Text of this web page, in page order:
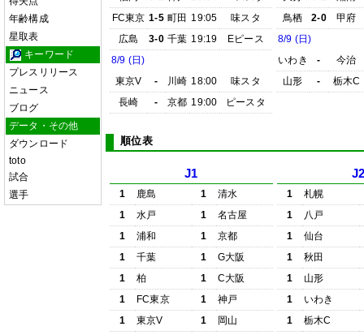
年齢構成
星取表
キーワード
プレスリリース
ニュース
ブログ
データ・その他
ダウンロード
toto
試合
選手
FC東京 1-5 町田 19:05
味スタ
広島
3-0 千葉 19:19
Eピース
8/9 (日)
東京V
- 川崎 18:00
味スタ
長崎
- 京都 19:00 ピースタ
鳥栖
2-0
甲府
8/9 (日)
いわき
-
今治
山形
- 栃木C
順位表
J1
1 鹿島 1
清水
1
水戸 1
名古屋
1
浦和 1
京都
1
千葉 1
G大阪
1
柏 1
C大阪
1
FC東京 1
神戸
1
東京V 1
岡山
1
札幌
1
八戸
1
仙台
1
秋田
1
山形
1
いわき
1
栃木C